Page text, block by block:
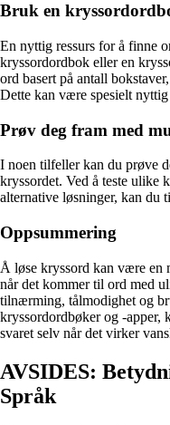
Bruk en
En nyttig ressurs for å finne
kryssordordbok eller en
ord basert på antall
Dette kan være spesielt nyttig
Prøv deg fram med
I noen tilfeller kan du prøve
kryssordet. Ved å teste ulike
alternative løsninger, kan du
Oppsummering
Å løse kryssord kan være en
når det kommer til ord med
tilnærming, tålmodighet og
kryssordordbøker og -apper,
svaret selv når det virker
AVSIDES:
Språk